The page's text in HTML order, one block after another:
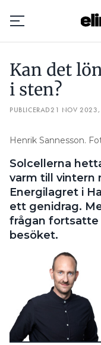
Prenumerera
Hantera
Lediga jobb
Annonsera
Läs E-
Om tidningen
Personuppgifter
Search for:
SEARCH
Kan det
i sten?
PUBLICERAD21 NOV
Henrik Sannesson.
Solcellerna
varm till vintern
Energilagret i
ett genidrag.
frågan fortsatte
besöket.
KAN DET LÖNA SIG